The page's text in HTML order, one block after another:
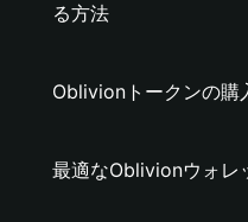
る方法
Oblivionトークンの購
最適なOblivionウォレ